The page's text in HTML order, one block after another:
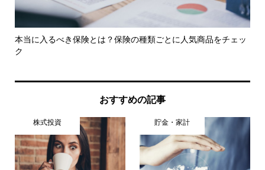
本当に入るべき保険とは？保険の種類ごとに人気商品をチェッ
ク
おすすめの記事
株式投資 貯金・家計